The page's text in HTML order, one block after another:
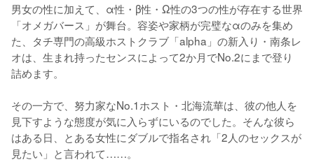
男女の性に加えて、α性・β性・Ω性の3つの性が存在する世界
「オメガバース」が舞台。容姿や家柄が完璧なαのみを集め
た、タチ専門の高級ホストクラブ「alpha」の新入り・南条レ
オは、生まれ持ったセンスによって2か月でNo.2にまで登り
詰めます。
その一方で、努力家なNo.1ホスト・北海流華は、彼の他人を
見下すような態度が気に入らずにいるのでした。そんな彼ら
はある日、とある女性にダブルで指名され「2人のセックスが
見たい」と言われて……。